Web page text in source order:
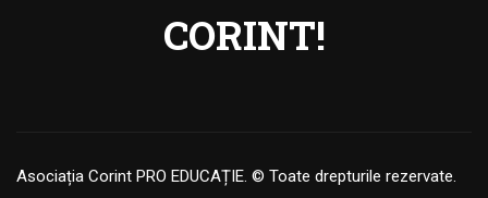
CORINT!
Asociația Corint PRO EDUCAȚIE. © Toate drepturile rezervate.